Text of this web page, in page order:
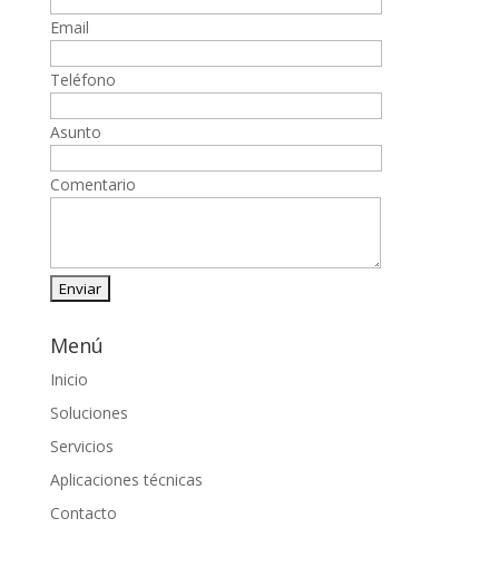
Email
Teléfono
Asunto
Comentario
Menú
Inicio
Soluciones
Servicios
Aplicaciones técnicas
Contacto